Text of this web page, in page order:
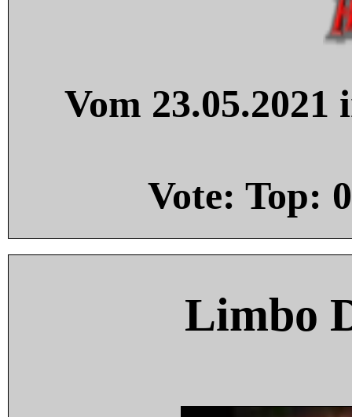
Vom
Vote: Top: 0
Limbo